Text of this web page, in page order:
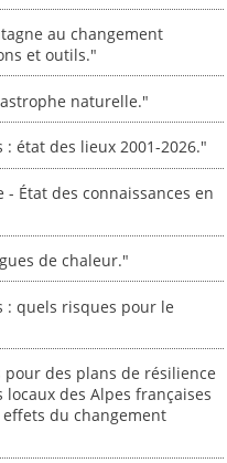
au changement
et outils."
naturelle."
état des lieux 2001-2026."
État des connaissances en
de chaleur."
: quels risques pour le
des plans de résilience
des Alpes françaises
du changement